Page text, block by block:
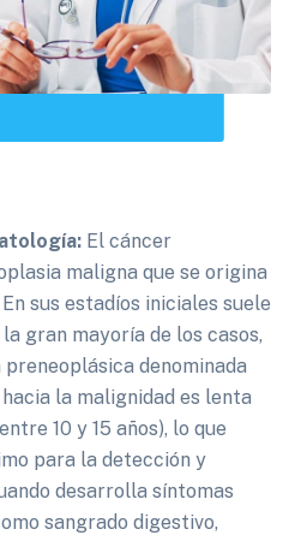
El cáncer
maligna que se origina
sus estadíos iniciales suele
gran mayoría de los casos,
denominada
la malignidad es lenta
10 y 15 años), lo que
para la detección y
desarrolla síntomas
sangrado digestivo,